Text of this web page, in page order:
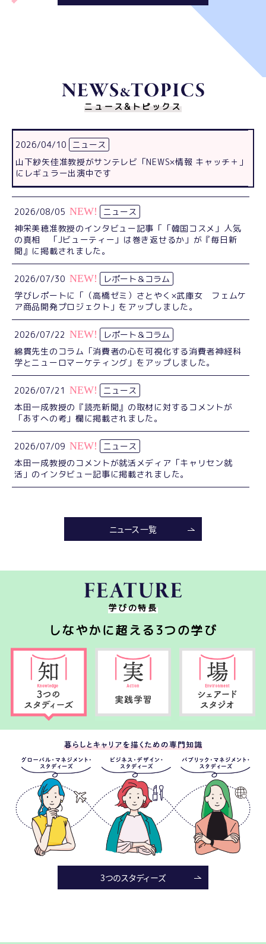
ニュース&トピックス
2026/04/10
ニュース
山下紗矢佳准教授がサンテレビ「NEWS×情報 キャッチ＋」
にレギュラー出演中です
2026/08/05
ニュース
神栄美穂准教授のインタビュー記事「「韓国コスメ」人気
の真相 「Jビューティー」は巻き返せるか」が『毎日新
聞』に掲載されました。
2026/07/30
レポート＆コラム
学びレポートに「（高橋ゼミ）さとやく×武庫女 フェムケ
ア商品開発プロジェクト」をアップしました。
2026/07/22
レポート＆コラム
綿貫先生のコラム「消費者の心を可視化する消費者神経科
学とニューロマーケティング」をアップしました。
2026/07/21
ニュース
本田一成教授の『読売新聞』の取材に対するコメントが
「あすへの考」欄に掲載されました。
2026/07/09
ニュース
本田一成教授のコメントが就活メディア「キャリセン就
活」のインタビュー記事に掲載されました。
受講生募集【第６期】HYOGO採用イノベーションスクール
レポート＆コラム
の未来」をアップしました。
2026/06/08
藤井善仁先生の研究論文がJ-STAGEで公開されました
2026/05/15
レポート＆コラム
なんばマルイで、経営学部生が開発したフェムケア商品の
POPUPイベントを開催しました。
ニュース一覧
学びの特長
しなやかに超える3つの学び
3つのスタディーズ